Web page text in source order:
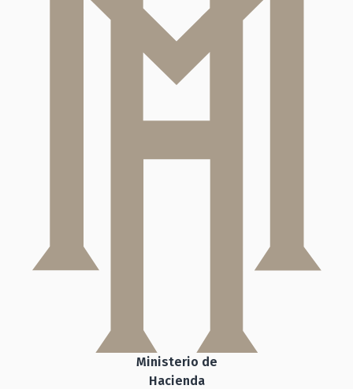
Ministerio de
Hacienda